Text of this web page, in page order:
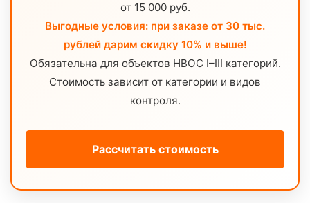
от 15 000 руб.
Выгодные условия: при заказе от 30 тыс.
рублей дарим скидку 10% и выше!
Обязательна для объектов НВОС I–III категорий.
Стоимость зависит от категории и видов
контроля.
Рассчитать стоимость